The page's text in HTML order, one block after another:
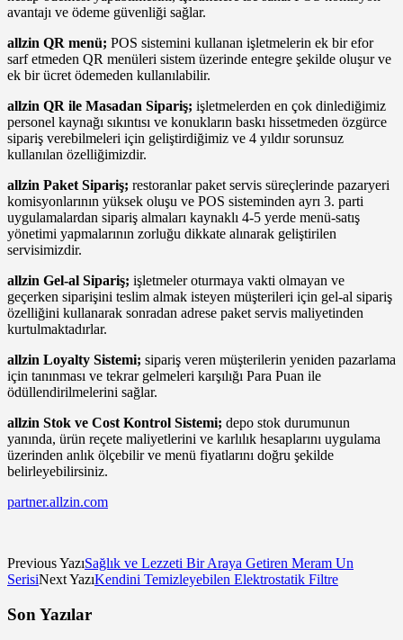
avantajı ve ödeme güvenliği sağlar.
allzin QR menü; POS sistemini kullanan işletmelerin ek bir efor
sarf etmeden QR menüleri sistem üzerinde entegre şekilde oluşur ve
ek bir ücret ödemeden kullanılabilir.
allzin QR ile Masadan Sipariş; işletmelerden en çok dinlediğimiz
personel kaynağı sıkıntısı ve konukların baskı hissetmeden özgürce
sipariş verebilmeleri için geliştirdiğimiz ve 4 yıldır sorunsuz
kullanılan özelliğimizdir.
allzin Paket Sipariş; restoranlar paket servis süreçlerinde pazaryeri
komisyonlarının yüksek oluşu ve POS sisteminden ayrı 3. parti
uygulamalardan sipariş almaları kaynaklı 4-5 yerde menü-satış
yönetimi yapmalarının zorluğu dikkate alınarak geliştirilen
servisimizdir.
allzin Gel-al Sipariş; işletmeler oturmaya vakti olmayan ve
geçerken siparişini teslim almak isteyen müşterileri için gel-al sipariş
özelliğini kullanarak sonradan adrese paket servis maliyetinden
kurtulmaktadırlar.
allzin Loyalty Sistemi; sipariş veren müşterilerin yeniden pazarlama
için tanınması ve tekrar gelmeleri karşılığı Para Puan ile
ödüllendirilmelerini sağlar.
allzin Stok ve Cost Kontrol Sistemi; depo stok durumunun
yanında, ürün reçete maliyetlerini ve karlılık hesaplarını uygulama
üzerinden anlık ölçebilir ve menü fiyatlarını doğru şekilde
belirleyebilirsiniz.
partner.allzin.com
Previous YazıSağlık ve Lezzeti Bir Araya Getiren Meram Un
SerisiNext YazıKendini Temizleyebilen Elektrostatik Filtre
Son Yazılar